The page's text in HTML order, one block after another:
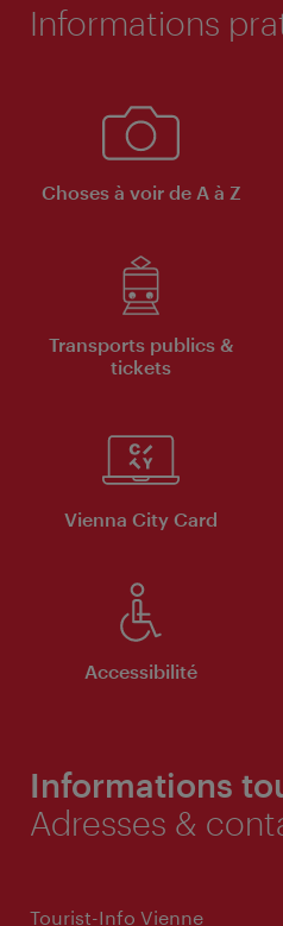
Informations
Choses à voir de A à Z
Transports publics &
tickets
Vienna City Card
Accessibilité
Informations
Adresses &
Tourist-Info Vienne